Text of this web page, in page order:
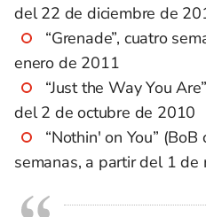
del 22 de diciembre de
“Grenade”, cuatro
enero de 2011
“Just the Way You
del 2 de octubre de 2010
“Nothin' on You”
semanas, a partir del 1 de